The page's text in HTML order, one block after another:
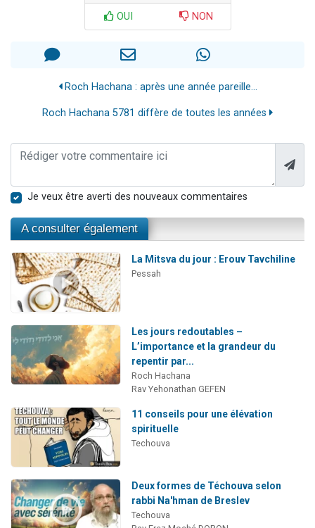
OUI NON
Roch Hachana : après une année pareille...
Roch Hachana 5781 diffère de toutes les années
Je veux être averti des nouveaux commentaires
A consulter également
La Mitsva du jour : Erouv Tavchiline
Pessah
Les jours redoutables –
L’importance et la grandeur du
repentir par...
Roch Hachana
Rav Yehonathan GEFEN
11 conseils pour une élévation
spirituelle
Techouva
Deux formes de Téchouva selon
rabbi Na'hman de Breslev
Techouva